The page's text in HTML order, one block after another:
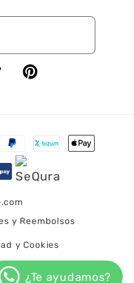
Pinterest
y Reembolsos
y Cookies
Condiciones de Envío